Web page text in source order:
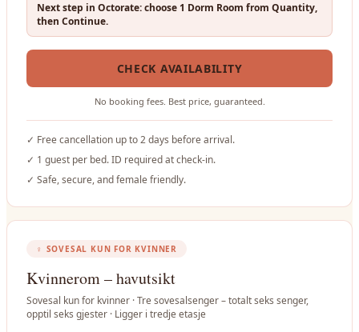
Next step in Octorate: choose 1 Dorm Room from Quantity,
then Continue.
CHECK AVAILABILITY
No booking fees. Best price, guaranteed.
✓ Free cancellation up to 2 days before arrival.
✓ 1 guest per bed. ID required at check-in.
✓ Safe, secure, and female friendly.
♀ SOVESAL KUN FOR KVINNER
Kvinnerom – havutsikt
Sovesal kun for kvinner · Tre sovesalsenger – totalt seks senger,
opptil seks gjester · Ligger i tredje etasje